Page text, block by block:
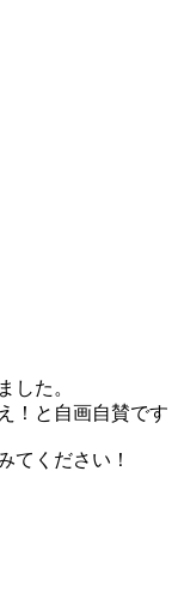
した。
！と自画自賛です
てください！